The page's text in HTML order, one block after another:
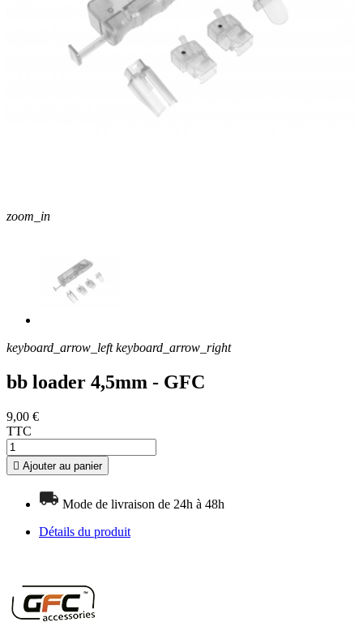
zoom_in
keyboard_arrow_left keyboard_arrow_right
bb loader 4,5mm - GFC
9,00 €
TTC
 Ajouter au panier
Mode de livraison de 24h à 48h
Détails du produit